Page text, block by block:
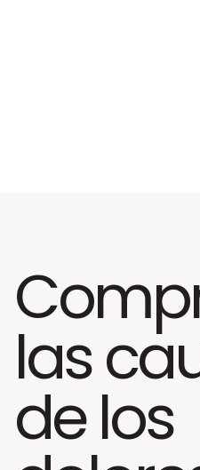
las
de los